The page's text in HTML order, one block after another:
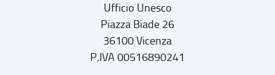
Ufficio Unesco
Piazza Biade 26
36100 Vicenza
P.IVA 00516890241